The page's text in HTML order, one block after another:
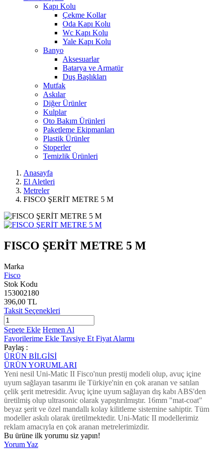
Kapı Kolu
Çekme Kollar
Oda Kapı Kolu
Wc Kapı Kolu
Yale Kapı Kolu
Banyo
Aksesuarlar
Batarya ve Armatür
Duş Başlıkları
Mutfak
Askılar
Diğer Ürünler
Kulplar
Oto Bakım Ürünleri
Paketleme Ekipmanları
Plastik Ürünler
Stoperler
Temizlik Ürünleri
Anasayfa
El Aletleri
Metreler
FISCO ŞERİT METRE 5 M
FISCO ŞERİT METRE 5 M
Marka
Fisco
Stok Kodu
153002180
396,00 TL
Taksit Seçenekleri
Sepete Ekle Hemen Al
Favorilerime Ekle Tavsiye Et Fiyat Alarmı
Paylaş :
ÜRÜN BİLGİSİ
ÜRÜN YORUMLARI
Yeni nesil Uni-Matic II Fisco'nun prestij modeli olup, avuç içine
uyum sağlayan tasarımı ile Türkiye'nin en çok aranan ve satılan
çelik şerit metresidir. Avuç içine uyum sağlayan dış kabı ABS'den
üretilmiş olup ultrasonic olarak yapıştırılmıştır. 16mm "mat-coat"
beyaz şerit ve özel mandallı kolay kilitleme sistemine sahiptir. Tüm
modeller askılı olarak üretilmektedir. Uni-Matic II modellerimiz
reklam amacıyla en çok aranan metrelerimizdir.
Bu ürüne ilk yorumu siz yapın!
Yorum Yaz